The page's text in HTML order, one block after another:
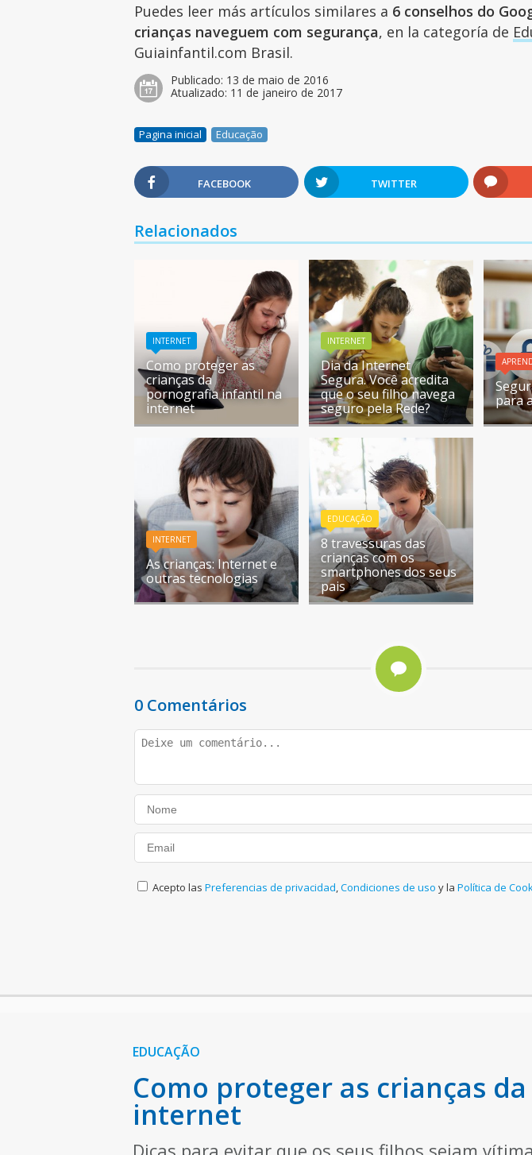
Puedes leer más artículos similares a 6 conselhos do
crianças naveguem com segurança, en la categoría de
Guiainfantil.com Brasil.
Publicado: 13 de maio de 2016
Atualizado: 11 de janeiro de 2017
Pagina inicial Educação
FACEBOOK TWITTER
Relacionados
INTERNET
Como proteger as
crianças da
pornografia infantil na
internet
INTERNET
Dia da Internet
Segura. Você acredita
que o seu filho navega
seguro pela Rede?
para
INTERNET
As crianças: Internet e
outras tecnologias
EDUCAÇÃO
8 travessuras das
crianças com os
smartphones dos seus
pais
0 Comentários
Acepto lasPreferencias de privacidad ,Condiciones de usoy laPolítica de
EDUCAÇÃO
Como proteger as crianças
internet
Dicas para evitar que os seus filhos sejam